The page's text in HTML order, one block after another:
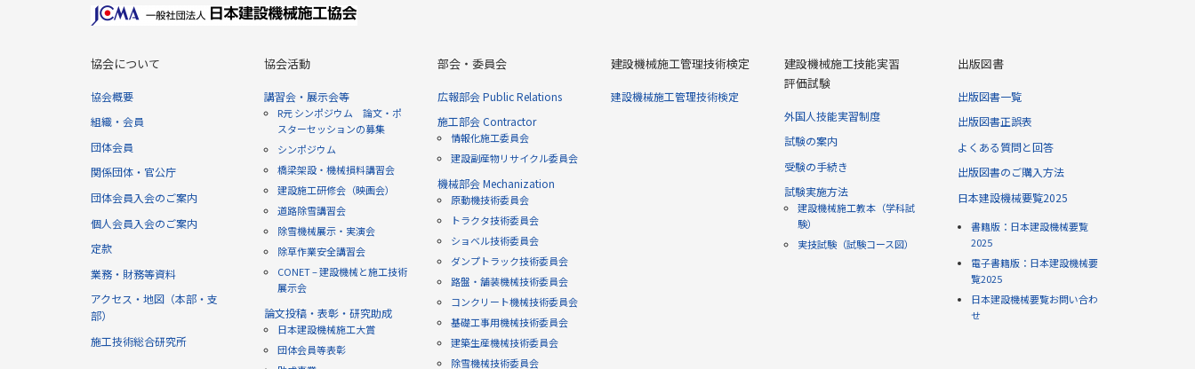
協会について
協会概要
組織・会員
団体会員
関係団体・官公庁
団体会員入会のご案内
個人会員入会のご案内
定款
業務・財務等資料
アクセス・地図（本部・支
部）
施工技術総合研究所
協会活動
講習会・展示会等
R元 シンポジウム 論文・ポ
スターセッションの募集
シンポジウム
橋梁架設・機械損料講習会
建設施工研修会（映画会）
道路除雪講習会
除雪機械展示・実演会
除草作業安全講習会
CONET – 建設機械と施工技術
展示会
論文投稿・表彰・研究助成
日本建設機械施工大賞
団体会員等表彰
部会・委員会
広報部会 Public Relations
施工部会 Contractor
情報化施工委員会
建設副産物リサイクル委員会
機械部会 Mechanization
原動機技術委員会
トラクタ技術委員会
ショベル技術委員会
ダンプトラック技術委員会
路盤・舗装機械技術委員会
コンクリート機械技術委員会
基礎工事用機械技術委員会
建築生産機械技術委員会
除雪機械技術委員会
建設機械施工管理技術検定
建設機械施工管理技術検定
建設機械施工技能実習
評価試験
外国人技能実習制度
試験の案内
受験の手続き
試験実施方法
建設機械施工教本（学科試
験）
実技試験（試験コース図）
出版図書
出版図書一覧
出版図書正誤表
よくある質問と回答
出版図書のご購入方法
日本建設機械要覧2025
書籍版：日本建設機械要覧
2025
電子書籍版：日本建設機械要
覧2025
日本建設機械要覧お問い合わ
せ